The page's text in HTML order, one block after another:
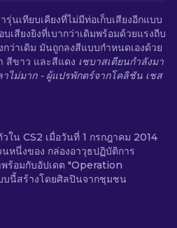
นเทียบเคียงที่ไม่มีท่อเก็บเสียงอีกแบบ
เสียงยิงที่เบากว่าเดิมพร้อมด้วยแรงถีบ
ว่าเดิม มันถูกลงสีแบบกำหนดเองด้วย
สีขาว และสีแดง เซบาสเตียนกำลังมา
าไม่มาก - ผู้แปรพักตร์จากโคลิชัน เชส
ใน CS2 เมื่อวันที่ 1 กรกฎาคม 2014
หนึ่งของ กล่องอาวุธปฏิบัติการ
ร้อมกับอัปเดต "Operation
บนี้สร้างโดยศิลปินจากชุมชน